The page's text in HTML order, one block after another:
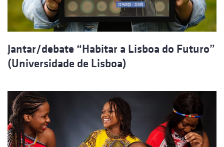
Jantar/debate “Habitar a Lisboa do Futuro”
(Universidade de Lisboa)